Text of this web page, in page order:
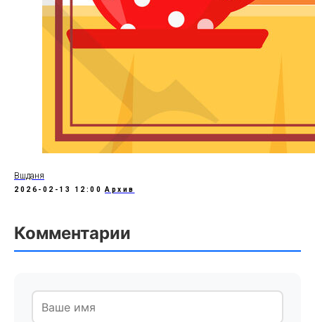
Вшданя
2026-02-13 12:00 Архив
Комментарии